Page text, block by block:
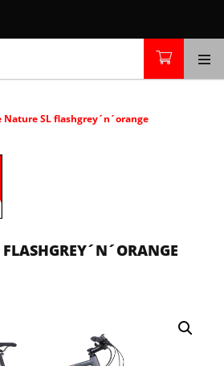
Nature SL flashgrey´n´orange